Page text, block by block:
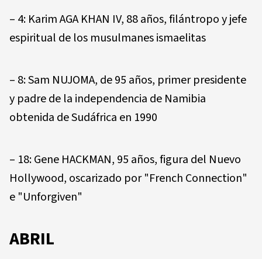
– 4: Karim AGA KHAN IV, 88 años, filántropo y jefe
espiritual de los musulmanes ismaelitas
– 8: Sam NUJOMA, de 95 años, primer presidente
y padre de la independencia de Namibia
obtenida de Sudáfrica en 1990
– 18: Gene HACKMAN, 95 años, figura del Nuevo
Hollywood, oscarizado por "French Connection"
e "Unforgiven"
ABRIL